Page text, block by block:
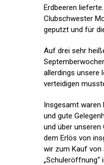
Erdbeeren
Clubschwester
geputzt und für
Auf drei sehr
allerdings unsere
verteidigen
Insgesamt waren
und gute
und über
dem Erlös von
wir zum Kauf von